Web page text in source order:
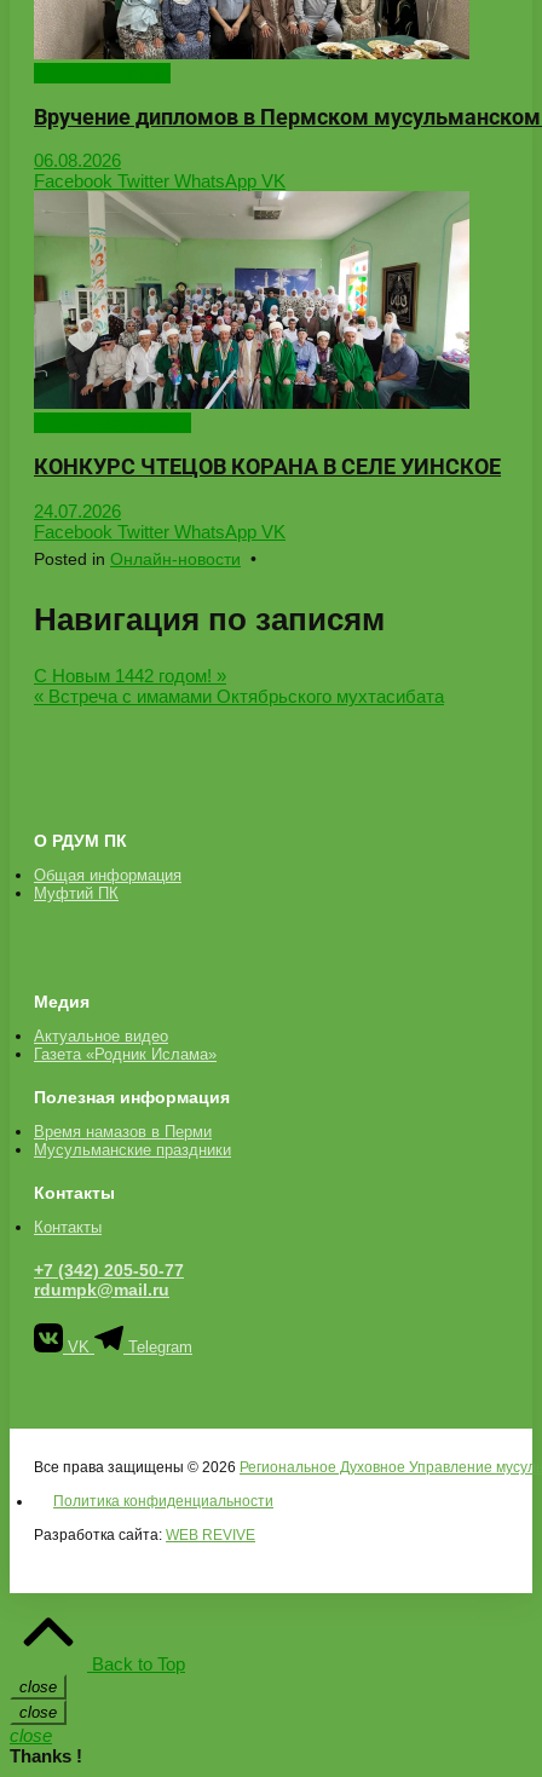
Вручение дипломов в Пермском
06.08.2026
Facebook Twitter WhatsApp VK
КОНКУРС ЧТЕЦОВ КОРАНА В СЕЛЕ УИНСКОЕ
24.07.2026
Facebook Twitter WhatsApp VK
Posted in Онлайн-новости •
Навигация по записям
С Новым 1442 годом! »
« Встреча с имамами Октябрьского мухтасибата
О РДУМ ПК
Общая информация
Муфтий ПК
Медия
Актуальное видео
Газета «Родник Ислама»
Полезная информация
Время намазов в Перми
Мусульманские праздники
Контакты
Контакты
+7 (342) 205-50-77
rdumpk@mail.ru
VK Telegram
Все права защищены © 2026 Региональное Духовное Управление
Политика конфиденциальности
Разработка сайта: WEB REVIVE
Back to Top
close
close
close
Thanks !